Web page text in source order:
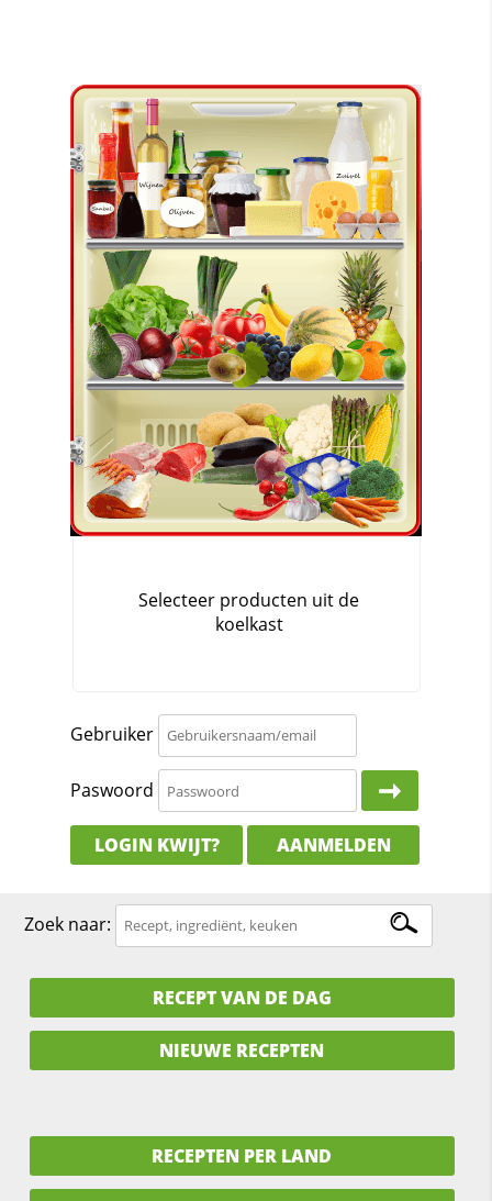
Gebruiker
Paswoord
LOGIN KWIJT? AANMELDEN
Zoek naar:
RECEPT VAN DE DAG
NIEUWE RECEPTEN
RECEPTEN PER LAND